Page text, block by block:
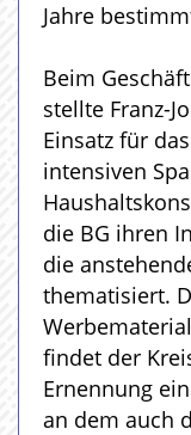
Jahre
Beim
stellte Franz-
Einsatz für
intensiven
die BG ihren
die
thematisiert.
findet der
Ernennung
an dem auch